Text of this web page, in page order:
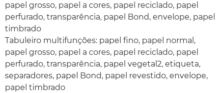
papel grosso, papel a cores, papel reciclado, papel
perfurado, transparência, papel Bond, envelope, papel
timbrado
Tabuleiro multifunções: papel fino, papel normal,
papel grosso, papel a cores, papel reciclado, papel
perfurado, transparência, papel vegetal2, etiqueta,
separadores, papel Bond, papel revestido, envelope,
papel timbrado